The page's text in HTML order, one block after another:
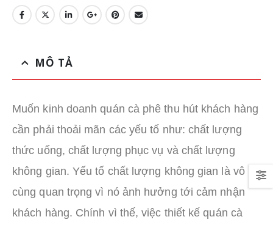
MÔ TẢ
Muốn kinh doanh quán cà phê thu hút khách hàng
cần phải thoải mãn các yếu tố như: chất lượng
thức uống, chất lượng phục vụ và chất lượng
không gian. Yếu tố chất lượng không gian là vô
cùng quan trọng vì nó ảnh hưởng tới cảm nhận
khách hàng. Chính vì thế, việc thiết kế quán cà